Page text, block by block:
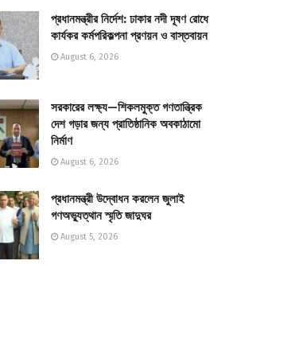
প্রধানমন্ত্রীর নির্দেশ: ঢাকার নদী দূষণ রোধে
কার্যকর কর্মপরিকল্পনা প্রণয়ন ও বাস্তবায়ন
August 6, 2026
সরকারের লক্ষ্য—শিকলমুক্ত গণতান্ত্রিক
দেশ গড়ার জন্য প্রাতিষ্ঠানিক অবকাঠামো
নির্মাণ
August 6, 2026
প্রধানমন্ত্রী উদ্বোধন করলেন জুলাই
গণঅভ্যুত্থান স্মৃতি জাদুঘর
August 5, 2026